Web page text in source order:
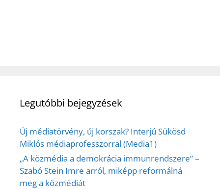
Legutóbbi bejegyzések
Új médiatörvény, új korszak? Interjú Sükösd
Miklós médiaprofesszorral (Media1)
„A közmédia a demokrácia immunrendszere” –
Szabó Stein Imre arról, miképp reformálná
meg a közmédiát